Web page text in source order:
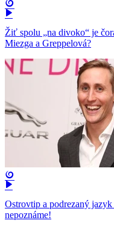
Žiť spolu „na divoko“ je
Miezga a Greppelová?
Ostrovtip a podrezaný
nepoznáme!